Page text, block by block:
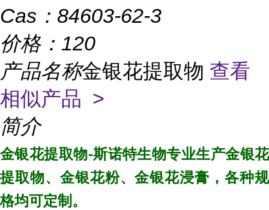
Cas： 84603-62-3
价格： 120
产品名称金银花提取物 查看
相似产品 >
简介
金银花提取物-斯诺特生物专业生产金银花
提取物、 金银花粉、金银花浸膏 ，各种规
格均可定制。